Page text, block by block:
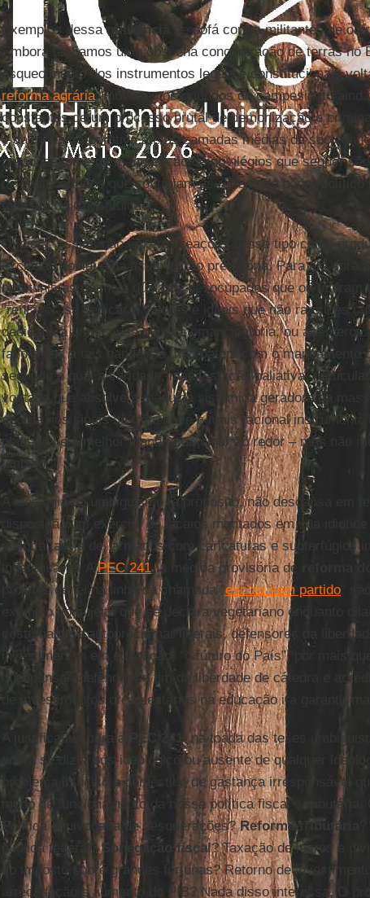
Exemplos dessamilitância
de sofá contra militantes de
Embora tenhamos uma obscena concentração de terras no
esquecimento dos instrumentos legais e constitucionais
reforma agrária, movimentos oriundos do campesinato
constantes de um processo brutal de demonização e
e da mídia corporativa até às camadas médias da
preconceitos e da manutenção de privilégios que sequer
de endinheirados que controlam as rédeas do poder
mão até da Constituição.
O idiota, assim, não enxerga reações desse tipo como
exclusão social e da acumulação predatória. Para ele,
oportunistas de meia dúzia de desocupados que os fizeram
“rentável” se dedicar a valores e ideais que não raro lhes
dedicada a uma causa política emancipatória, ou até meros
favoráveis a tais bandeiras, não batem com o mapeamento
segundo o qual a caridade, manifestação paliativa,
vontade que absolve a máquina sistêmica geradora da
aborda nos sinais de trânsito, é o mais racional instrumento
plausível e a melhor maneira de olhar ao redor – mas não
umbigo.
A ideologia do umbiguismo, a propósito, não descansa em
disposição um exército de lacaios montados em sua
inglória tarefa de, armados com caricaturas e subterfúgios
indefensável. APEC 241, a medida provisória de reforma
projetos de lei na linha da chamada “escola sem partido”
exemplo do sujeito que se declara vegetariano enquanto
costumam se autoproclamar liberais, defensores da
investimentos em educação, “o futuro do País”, por mais
duplipensar, defendam o fim da liberdade de cátedra e
de investimentos orçamentários na educação irá garantir
A justificativa para a PEC 241 , na toada das teses
adora se dizer pós-ideológico ou ausente de qualquer
problema intuitivo e doméstico de gastança irresponsável
modo de funcionamento da nossa política fiscal e tributária.
Política equivocada de desonerações?Reforma tributária
pública federal?Sonegação fiscal? Taxação de lucros e
do imposto sobre grandes fortunas? Retorno de
arrecadação e aumento do PIB? Nada disso interessa. O